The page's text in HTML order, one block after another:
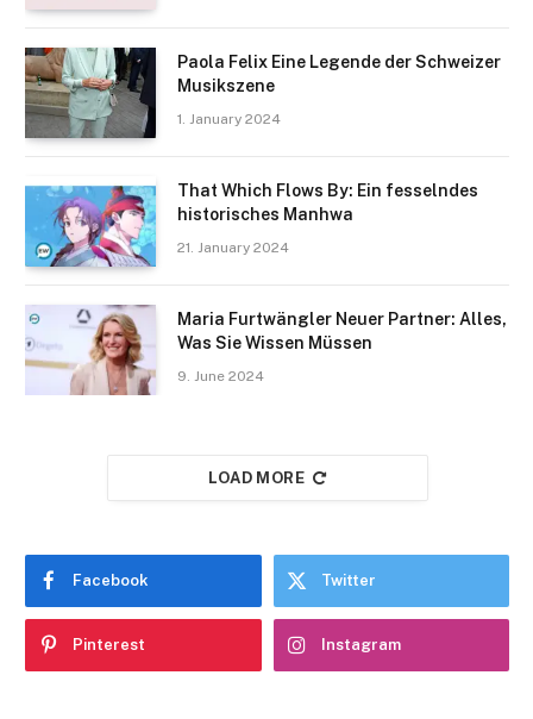
Paola Felix Eine Legende der Schweizer
Musikszene
1. January 2024
That Which Flows By: Ein fesselndes
historisches Manhwa
21. January 2024
Maria Furtwängler Neuer Partner: Alles,
Was Sie Wissen Müssen
9. June 2024
LOAD MORE
Facebook Twitter
Pinterest Instagram